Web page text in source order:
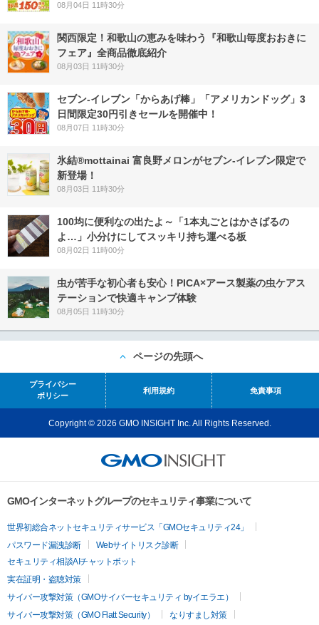
08月04日 11時30分
関西限定！和歌山の恵みを味わう『和歌山毎度おおきに
フェア』全商品徹底紹介
08月03日 11時30分
セブン‐イレブン「からあげ棒」「アメリカンドッグ」3
日間限定30円引きセールを開催中！
08月07日 11時30分
氷結®mottainai 富良野メロンがセブン‐イレブン限定で
新登場！
08月03日 11時30分
100均に便利なの出たよ～「1本丸ごとはかさばるの
よ…」小分けにしてスッキリ持ち運べる板
08月02日 11時00分
虫が苦手な初心者も安心！PICA×アース製薬の虫ケアス
テーションで快適キャンプ体験
08月05日 11時30分
ページの先頭へ
プライバシー
ポリシー
利用規約 免責事項
Copyright © 2026 GMO INSIGHT Inc. All Rights Reserved.
GMOインターネットグループのセキュリティ事業について
世界初総合ネットセキュリティサービス「GMOセキュリティ24」
パスワード漏洩診断
Webサイトリスク診断
セキュリティ相談AIチャットボット
実在証明・盗聴対策
サイバー攻撃対策（GMOサイバーセキュリティ byイエラエ）
サイバー攻撃対策（GMO Flatt Security）
なりすまし対策